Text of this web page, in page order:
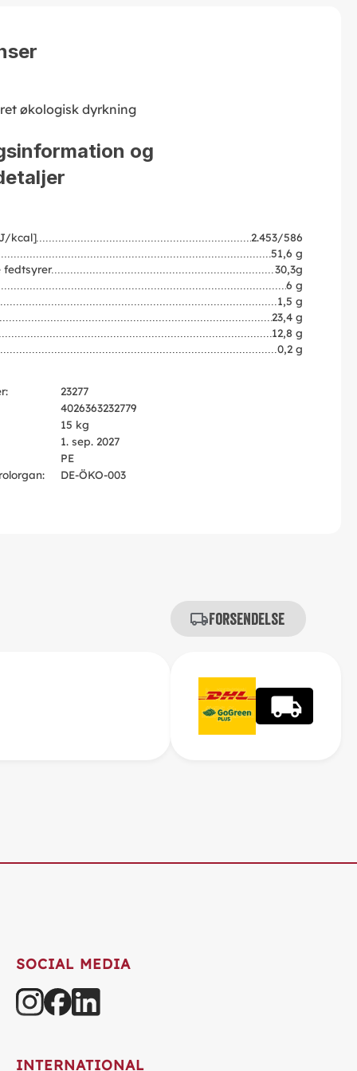
økologisk dyrkning
og
kcal]
2.453/586
51,6 g
fedtsyrer
30,3g
6 g
1,5 g
23,4 g
12,8 g
0,2 g
23277
4026363232779
15 kg
1. sep. 2027
PE
DE-ÖKO-003
Forsendelse
SOCIAL MEDIA
INTERNATIONAL